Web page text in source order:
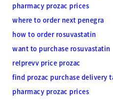
pharmacy prozac prices
where to order next penegra
how to order rosuvastatin
want to purchase rosuvastatin
relprevv price prozac
find prozac purchase delivery
pharmacy prozac prices